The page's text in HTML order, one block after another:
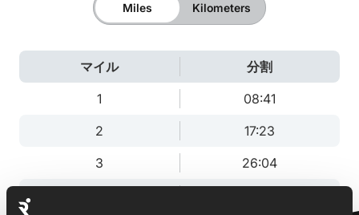
Miles Kilometers
マイル
分割
1
08:41
2
17:23
3
26:04